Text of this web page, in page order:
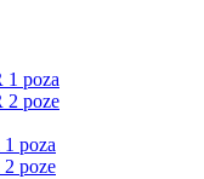
1 poza
2 poze
poza
poze